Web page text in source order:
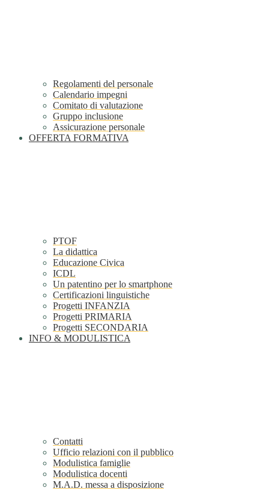
Regolamenti del personale
Calendario impegni
Comitato di valutazione
Gruppo inclusione
Assicurazione personale
OFFERTA FORMATIVA
PTOF
La didattica
Educazione Civica
ICDL
Un patentino per lo smartphone
Certificazioni linguistiche
Progetti INFANZIA
Progetti PRIMARIA
Progetti SECONDARIA
INFO & MODULISTICA
Contatti
Ufficio relazioni con il pubblico
Modulistica famiglie
Modulistica docenti
M.A.D. messa a disposizione